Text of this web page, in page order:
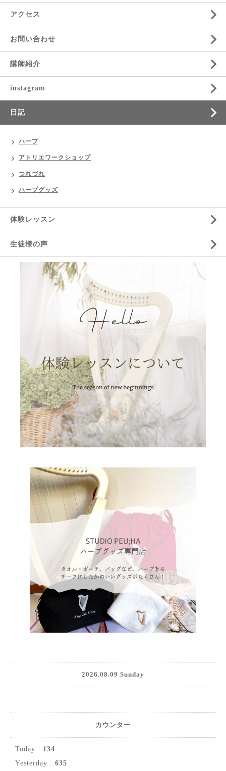
アクセス
お問い合わせ
講師紹介
instagram
日記
ハープ
アトリエワークショップ
つれづれ
ハープグッズ
体験レッスン
生徒様の声
2026.08.09 Sunday
カウンター
Today : 134
Yesterday : 635